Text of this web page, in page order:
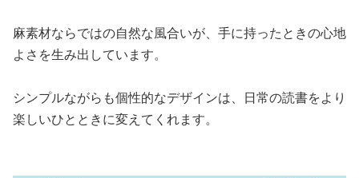
麻素材ならではの自然な風合いが、手に持ったときの心地
よさを生み出しています。
シンプルながらも個性的なデザインは、日常の読書をより
楽しいひとときに変えてくれます。